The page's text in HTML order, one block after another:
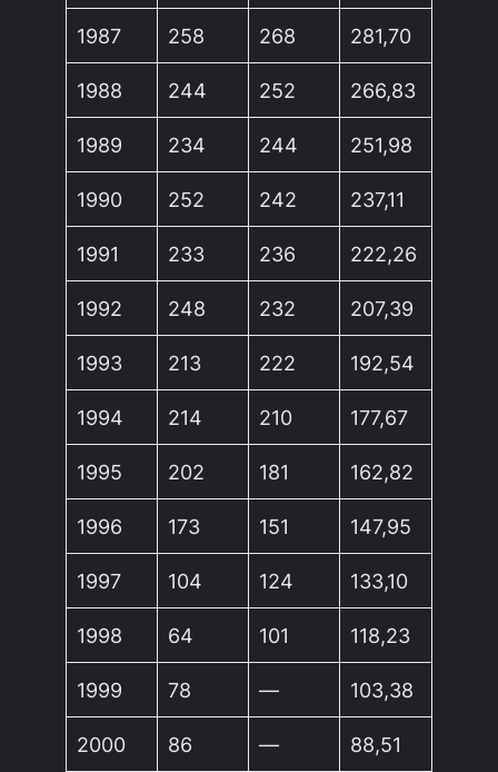
1987 258 268 281,70
1988 244 252 266,83
1989 234 244 251,98
1990 252 242 237,11
1991 233 236 222,26
1992 248 232 207,39
1993 213 222 192,54
1994 214 210 177,67
1995 202 181 162,82
1996 173 151 147,95
1997 104 124 133,10
1998 64 101 118,23
1999 78 — 103,38
2000 86 —
88,51